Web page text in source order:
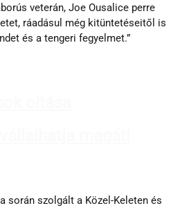
veterán, Joe Ousalice perre
ráadásul még kitüntetéseitől is
és a tengeri fegyelmet.”
során szolgált a Közel-Keleten és